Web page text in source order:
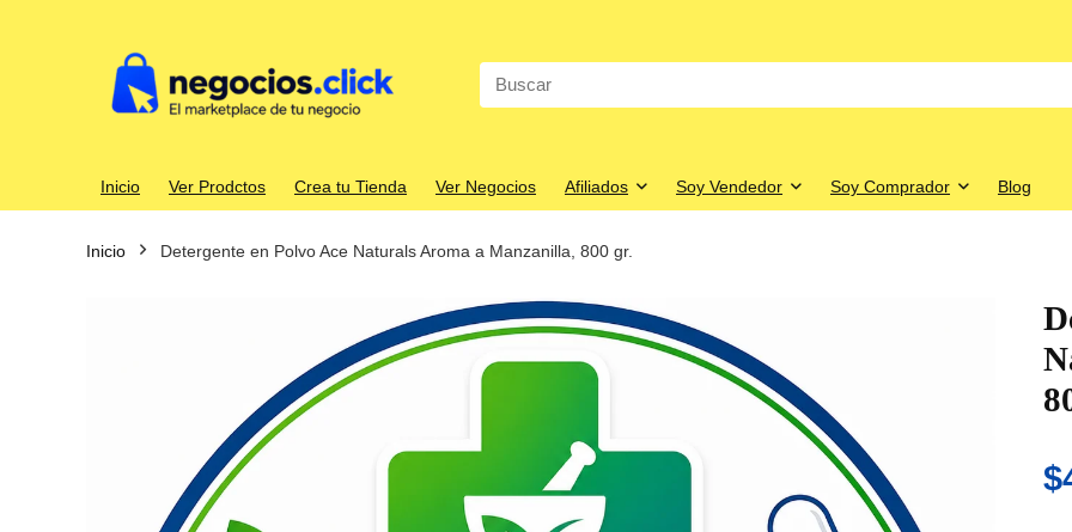
Search
for:
Inicio Ver Prodctos Crea tu Tienda Ver Negocios Afiliados Soy Vendedor Soy Comprador Blog
Inicio Detergente en Polvo Ace Naturals Aroma a Manzanilla, 800 gr.
$